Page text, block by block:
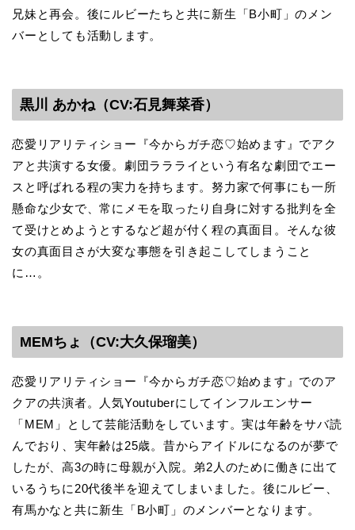
兄妹と再会。後にルビーたちと共に新生「B小町」のメン
バーとしても活動します。
黒川 あかね（CV:石見舞菜香）
恋愛リアリティショー『今からガチ恋♡始めます』でアク
アと共演する女優。劇団ララライという有名な劇団でエー
スと呼ばれる程の実力を持ちます。努力家で何事にも一所
懸命な少女で、常にメモを取ったり自身に対する批判を全
て受けとめようとするなど超が付く程の真面目。そんな彼
女の真面目さが大変な事態を引き起こしてしまうこと
に…。
MEMちょ（CV:大久保瑠美）
恋愛リアリティショー『今からガチ恋♡始めます』でのア
クアの共演者。人気Youtuberにしてインフルエンサー
「MEM」として芸能活動をしています。実は年齢をサバ読
んでおり、実年齢は25歳。昔からアイドルになるのが夢で
したが、高3の時に母親が入院。弟2人のために働きに出て
いるうちに20代後半を迎えてしまいました。後にルビー、
有馬かなと共に新生「B小町」のメンバーとなります。